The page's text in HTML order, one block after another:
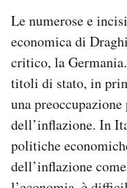
Le numerose e
economica di
critico, la
titoli di stato, in
una
dell’inflazione. In
politiche
dell’inflazione